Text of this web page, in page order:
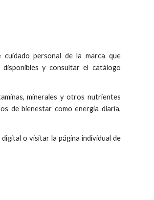
cuidado personal de la marca que
y consultar el catálogo
minerales y otros nutrientes
de bienestar como energía diaria,
o visitar la página individual de